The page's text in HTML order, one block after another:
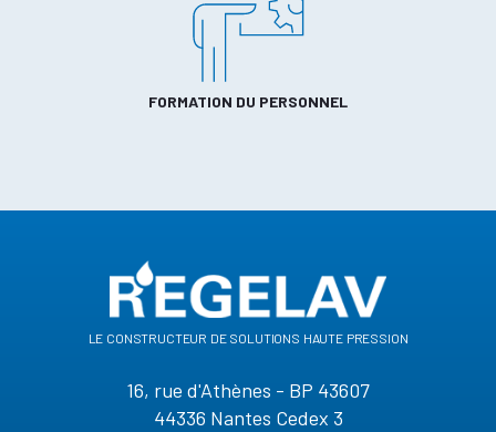
FORMATION DU PERSONNEL
le constructeur de solutions haute pression
16, rue d'Athènes - BP 43607
44336 Nantes Cedex 3